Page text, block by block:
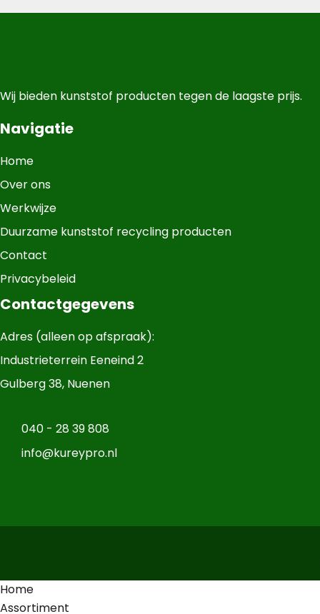
Wij bieden kunststof producten tegen de laagste prijs.
Navigatie
Home
Over ons
Werkwijze
Duurzame kunststof recycling producten
Contact
Privacybeleid
Contactgegevens
Adres (alleen op afspraak):
Industrieterrein Eeneind 2
Gulberg 38, Nuenen
040 - 28 39 808
info@kureypro.nl
Home
Assortiment